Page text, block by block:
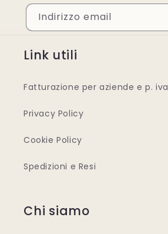
Indirizzo email
Link utili
Fatturazione per aziende e p. iva
Privacy Policy
Cookie Policy
Spedizioni e Resi
Chi siamo